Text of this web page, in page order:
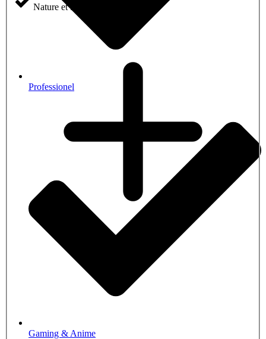
Nature et Paysage
Professionel
Gaming & Anime